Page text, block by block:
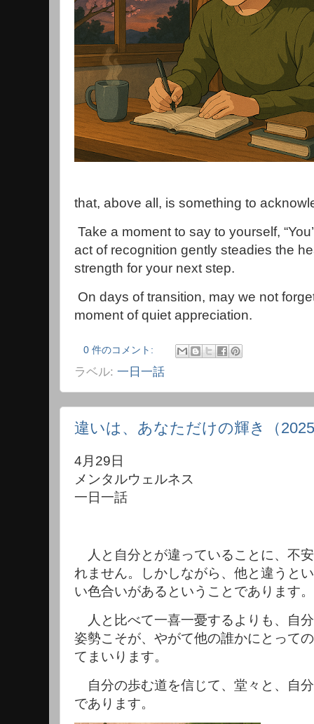
that, above all, is something to
Take a moment to say to yourself,
act of recognition gently steadies the
strength for your next step.
On days of transition, may we not
moment of quiet appreciation.
0 件のコメント:
ラベル: 一日一話
違いは、あなただけの輝き（
4月29日
メンタルウェルネス
一日一話
人と自分とが違っていることに、不
れません。しかしながら、他と違うと
い色合いがあるということであります。
人と比べて一喜一憂するよりも、自
姿勢こそが、やがて他の誰かにとって
てまいります。
自分の歩む道を信じて、堂々と、自
であります。